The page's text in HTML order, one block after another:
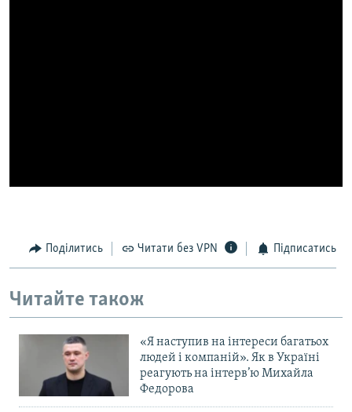
УКР
ДОЛУЧАЙСЯ!
Усі сайти RFE/RL
Поділитись Читати без VPN Підписатись
Читайте також
«Я наступив на інтереси багатьох
людей і компаній». Як в Україні
реагують на інтерв’ю Михайла
Федорова